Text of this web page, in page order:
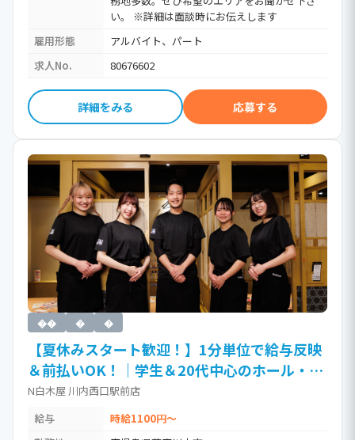
い。 ※詳細は面談時にお伝えします
雇用形態
アルバイト、パート
求人No.
80676602
詳細をみる 応募する
�� � �
【夏休みスタート歓迎！】1分単位で給与反映
＆前払いOK！｜学生＆20代中心のホール・キ
ッチン
N白木屋 川内西口駅前店
給与
時給1100円～